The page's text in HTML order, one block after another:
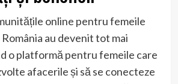
online pentru femeile
au devenit tot mai
o platformă pentru femeile care
afacerile și să se conecteze